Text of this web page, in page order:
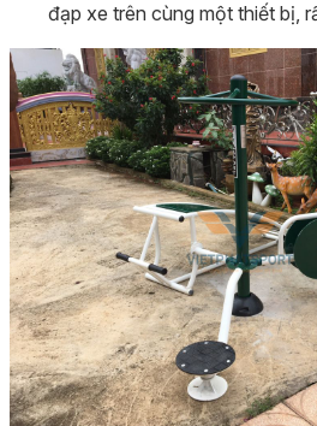
đạp xe trên cùng một thiết bị,